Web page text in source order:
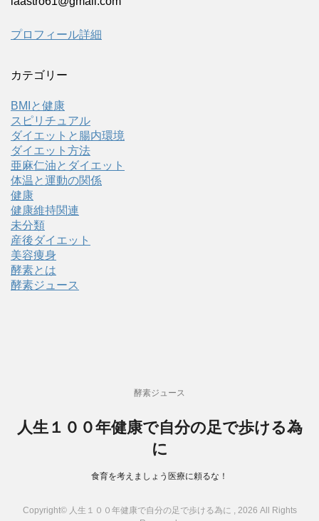
プロフィール詳細
カテゴリー
BMIと健康
スピリチュアル
ダイエットと腸内環境
ダイエット方法
亜麻仁油とダイエット
体温と運動の関係
健康
健康維持関連
未分類
産後ダイエット
美容痩身
酵素とは
酵素ジュース
酵素ジュース
人生１００年健康で自分の足で歩ける為
に
食育を考えましょう医療に頼るな！
Copyright© 人生１００年健康で自分の足で歩ける為に , 2026 All Rights